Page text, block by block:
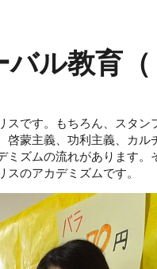
ル教育（
です。もちろん、スタン
蒙主義、功利主義、カル
ズムの流れがあります。
のアカデミズムです。